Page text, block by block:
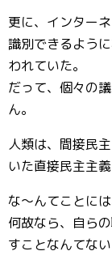
更に、インター
識別できるよう
われていた。
だって、個々の
ん。
人類は、間接民
いた直接民主主
な～んてことに
何故なら、自ら
すことなんてない